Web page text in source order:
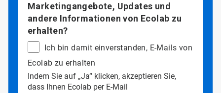
Marketingangebote, Updates und
andere Informationen von Ecolab zu
erhalten?
Ich bin damit einverstanden, E-Mails von
Ecolab zu erhalten
Indem Sie auf „Ja“ klicken, akzeptieren Sie,
dass Ihnen Ecolab per E-Mail